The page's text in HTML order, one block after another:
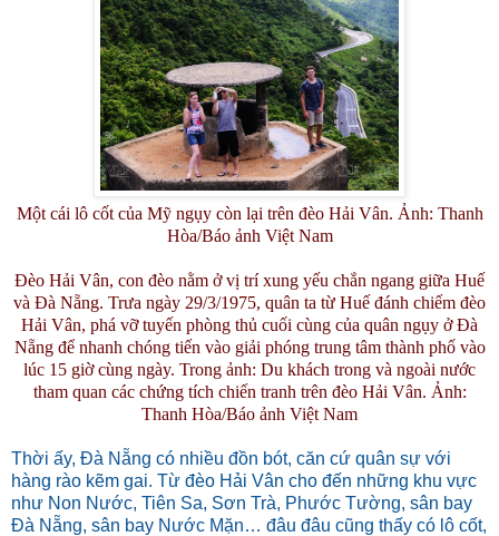
Một cái lô cốt của Mỹ ngụy còn lại trên đèo Hải Vân. Ảnh: Thanh
Hòa/Báo ảnh Việt Nam
Đèo Hải Vân, con đèo nằm ở vị trí xung yếu chắn ngang giữa Huế
và Đà Nẵng. Trưa ngày 29/3/1975, quân ta từ Huế đánh chiếm đèo
Hải Vân, phá vỡ tuyến phòng thủ cuối cùng của quân ngụy ở Đà
Nẵng để nhanh chóng tiến vào giải phóng trung tâm thành phố vào
lúc 15 giờ cùng ngày. Trong ảnh: Du khách trong và ngoài nước
tham quan các chứng tích chiến tranh trên đèo Hải Vân. Ảnh:
Thanh Hòa/Báo ảnh Việt Nam
Thời ấy, Đà Nẵng có nhiều đồn bót, căn cứ quân sự với
hàng rào kẽm gai. Từ đèo Hải Vân cho đến những khu vực
như Non Nước, Tiên Sa, Sơn Trà, Phước Tường, sân bay
Đà Nẵng, sân bay Nước Mặn… đâu đâu cũng thấy có lô cốt,